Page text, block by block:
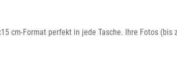
cm-Format perfekt in jede Tasche. Ihre Fotos (bis